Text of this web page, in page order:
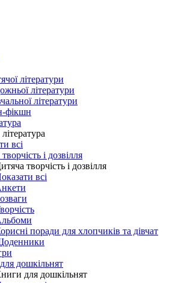
літератури
літератури
літератури
фікшн
всі
і дозвілля
творчість і дозвілля
всі
поради для хлопчиків та дівчат
дошкільнят
для дошкільнят